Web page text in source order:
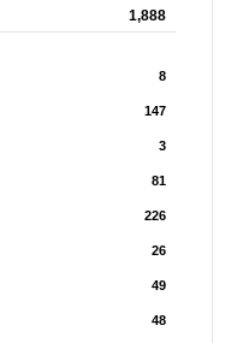
1,888
8
147
3
81
226
26
49
48